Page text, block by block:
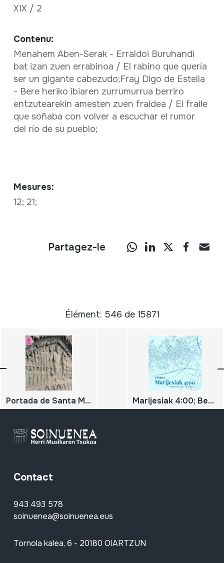
XIX / 2
Contenu:
Menahem Aben-Serak - Erraldoi Buruhandi
bat izan zuen errabinoa / El rabino que quería
ser un gigante cabezudo;Fray Digo de Estella
- Bere heriko ibiaren zurrumurrua berriro
entzutearekin amesten zuen fraidea / El fraile
que soñaba con volver a escuchar el rumor
del río de su pueblo;
Mesures:
12; 21;
Partagez-le
Élément: 546 de 15871
Portada de Santa María de Sangüesa; Imaginario románico en piedra; Marijesiak 4:00; Bederatzi gau hotzetan
Contact
943 493 578
soinuenea@soinuenea.eus
Tornola kalea, 6 - 20180 OIARTZUN